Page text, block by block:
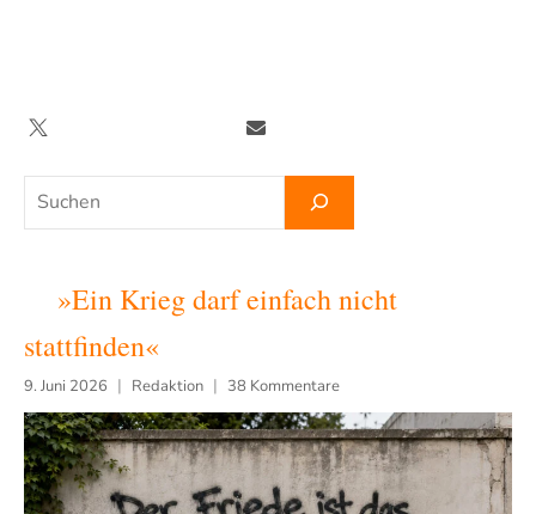
Suchen
Twitter TelegramNewsletter
»Ein Krieg darf einfach nicht
stattfinden«
9. Juni 2026 Redaktion 38 Kommentare